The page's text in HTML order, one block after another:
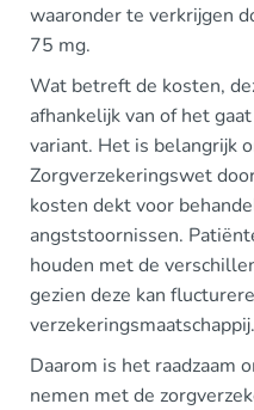
waaronder te verkrijgen
75 mg.
Wat betreft de kosten,
afhankelijk van of het
variant. Het is belangrijk
Zorgverzekeringswet
kosten dekt voor
angststoornissen.
houden met de
gezien deze kan
verzekeringsmaatschappij.
Daarom is het raadzaam
nemen met de